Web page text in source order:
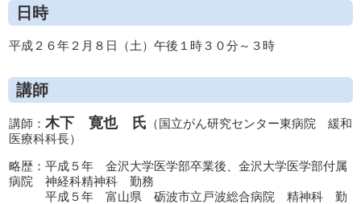
日時
平成２６年２月８日（土）午後１時３０分～３時
講師
講師： 木下 寛也 氏 （国立がん研究センター東病院 緩和
医療科科長）
略歴：平成５年 金沢大学医学部卒業後、金沢大学医学部付属
病院 神経科精神科 勤務
平成５年 富山県 砺波市立戸波総合病院 精神科 勤